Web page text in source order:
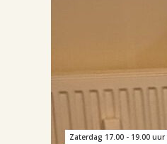
Zaterdag 17.00 - 19.00 uur